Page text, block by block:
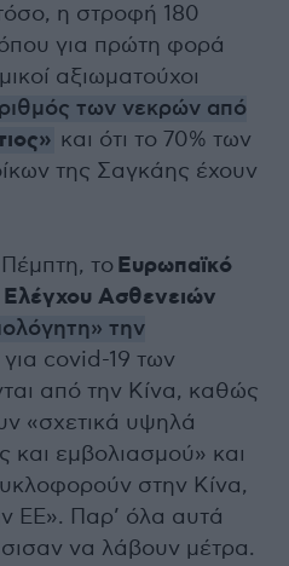
η στροφή 180
για πρώτη φορά
αξιωματούχοι
των νεκρών από
και ότι το 70% των
της Σαγκάης έχουν
τοΕυρωπαϊκό
Ασθενειών
την
για covid-19 των
από την Κίνα, καθώς
«σχετικά υψηλά
και εμβολιασμού» και
στην Κίνα,
ΕΕ». Παρ’ όλα αυτά
να λάβουν μέτρα.